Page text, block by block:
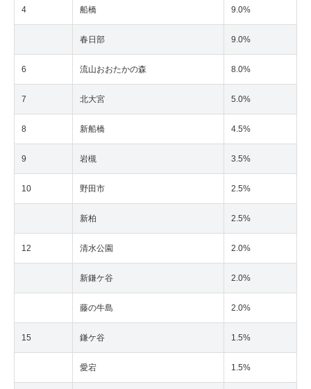
4 船橋 9.0%
春日部 9.0%
6 流山おおたかの森 8.0%
7 北大宮 5.0%
8 新船橋 4.5%
9 岩槻 3.5%
10 野田市 2.5%
新柏 2.5%
12 清水公園 2.0%
新鎌ケ谷 2.0%
藤の牛島 2.0%
15 鎌ケ谷 1.5%
愛宕 1.5%